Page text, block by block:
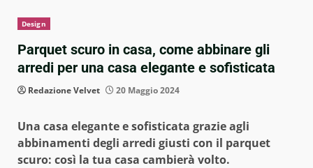
Design
Parquet scuro in casa, come abbinare gli
arredi per una casa elegante e sofisticata
Redazione Velvet 20 Maggio 2024
Una casa elegante e sofisticata grazie agli
abbinamenti degli arredi giusti con il parquet
scuro: così la tua casa cambierà volto.